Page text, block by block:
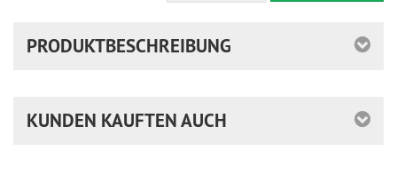
PRODUKTBESCHREIBUNG
KUNDEN KAUFTEN AUCH